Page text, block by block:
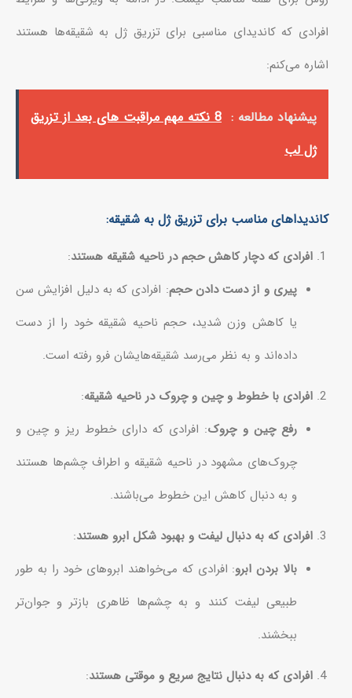
افرادی که کاندیدای مناسبی برای تزریق ژل به شقیقه‌ها هستند
اشاره می‌کنم:
پیشنهاد مطالعه :
8 نکته مهم مراقبت های بعد از تزریق
ژل لب
کاندیداهای مناسب برای تزریق ژل به شقیقه:
افرادی که دچار کاهش حجم در ناحیه شقیقه هستند:
پیری و از دست دادن حجم: افرادی که به دلیل افزایش سن
یا کاهش وزن شدید، حجم ناحیه شقیقه خود را از دست
داده‌اند و به نظر می‌رسد شقیقه‌هایشان فرو رفته است.
افرادی با خطوط و چین و چروک در ناحیه شقیقه:
رفع چین و چروک: افرادی که دارای خطوط ریز و چین و
چروک‌های مشهود در ناحیه شقیقه و اطراف چشم‌ها هستند
و به دنبال کاهش این خطوط می‌باشند.
افرادی که به دنبال لیفت و بهبود شکل ابرو هستند:
بالا بردن ابرو: افرادی که می‌خواهند ابروهای خود را به طور
طبیعی لیفت کنند و به چشم‌ها ظاهری بازتر و جوان‌تر
ببخشند.
افرادی که به دنبال نتایج سریع و موقتی هستند: